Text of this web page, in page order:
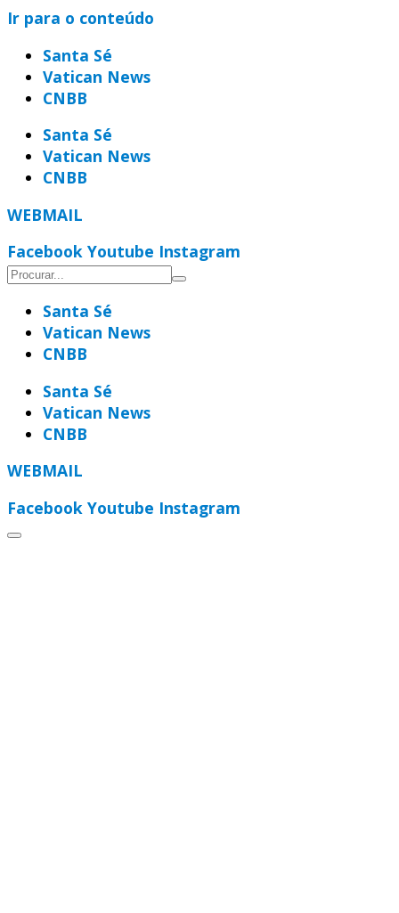
Ir para o conteúdo
Santa Sé
Vatican News
CNBB
Santa Sé
Vatican News
CNBB
WEBMAIL
Facebook Youtube Instagram
Santa Sé
Vatican News
CNBB
Santa Sé
Vatican News
CNBB
WEBMAIL
Facebook Youtube Instagram